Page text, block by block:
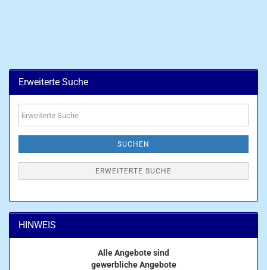
Erweiterte Suche
Suche
SUCHEN
ERWEITERTE SUCHE
HINWEIS
Alle Angebote sind
gewerbliche Angebote